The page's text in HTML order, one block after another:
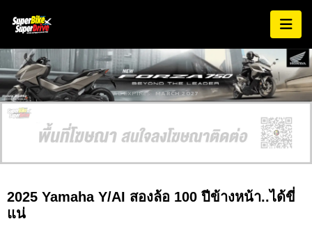
AD EXPIRES: MARCH 2027
2025 Yamaha Y/AI สองล้อ 100 ปีข้างหน้า..ได้ขี่
แน่